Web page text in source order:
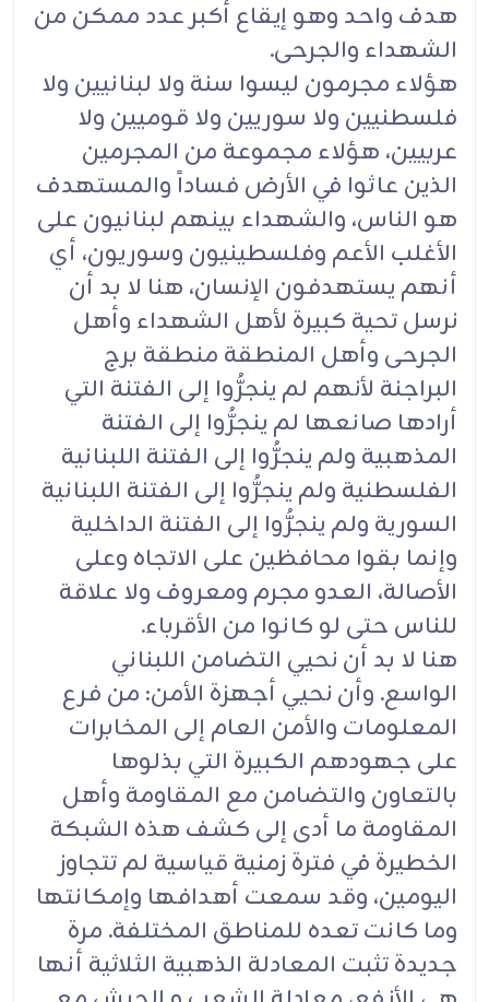
هدف واحد وهو إيقاع أكبر عدد ممكن من
الشهداء والجرحى.
هؤلاء مجرمون ليسوا سنة ولا لبنانيين ولا
فلسطنيين ولا سوريين ولا قوميين ولا
عربيين، هؤلاء مجموعة من المجرمين
الذين عاثوا في الأرض فساداً والمستهدف
هو الناس، والشهداء بينهم لبنانيون على
الأغلب الأعم وفلسطينيون وسوريون، أي
أنهم يستهدفون الإنسان، هنا لا بد أن
نرسل تحية كبيرة لأهل الشهداء وأهل
الجرحى وأهل المنطقة منطقة برج
البراجنة لأنهم لم ينجرُّوا إلى الفتنة التي
أرادها صانعها لم ينجرُّوا إلى الفتنة
المذهبية ولم ينجرُّوا إلى الفتنة اللبنانية
الفلسطنية ولم ينجرُّوا إلى الفتنة اللبنانية
السورية ولم ينجرُّوا إلى الفتنة الداخلية
وإنما بقوا محافظين على الاتجاه وعلى
الأصالة، العدو مجرم ومعروف ولا علاقة
للناس حتى لو كانوا من الأقرباء.
هنا لا بد أن نحيي التضامن اللبناني
الواسع. وأن نحيي أجهزة الأمن: من فرع
المعلومات والأمن العام إلى المخابرات
على جهودهم الكبيرة التي بذلوها
بالتعاون والتضامن مع المقاومة وأهل
المقاومة ما أدى إلى كشف هذه الشبكة
الخطيرة في فترة زمنية قياسية لم تتجاوز
اليومين، وقد سمعت أهدافها وإمكانتها
وما كانت تعده للمناطق المختلفة. مرة
جديدة تثبت المعادلة الذهبية الثلاثية أنها